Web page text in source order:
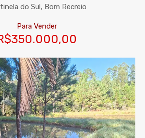
do Sul, Bom Recreio
Para Vender